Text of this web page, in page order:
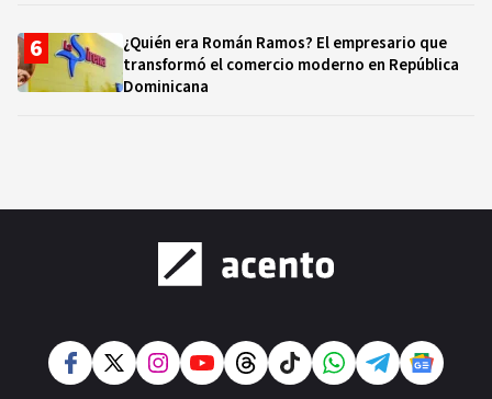
¿Quién era Román Ramos? El empresario que
transformó el comercio moderno en República
Dominicana